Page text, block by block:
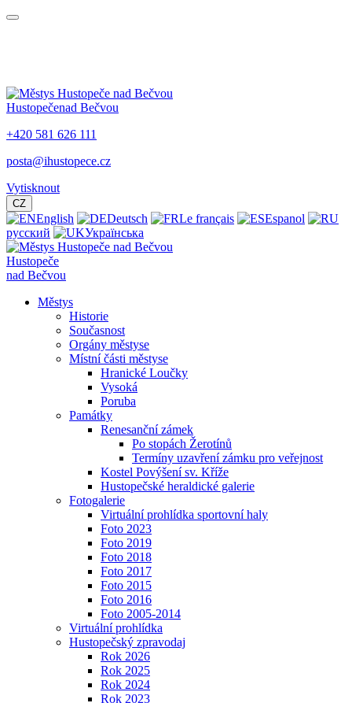
Hustopečenad Bečvou
+420 581 626 111
posta@ihustopece.cz
Vytisknout
CZ
English Deutsch Le français
Espanol
русский
Українська
Hustopeče
nad Bečvou
Městys
Historie
Současnost
Orgány městyse
Místní části městyse
Hranické Loučky
Vysoká
Poruba
Památky
Renesanční zámek
Po stopách Žerotínů
Termíny uzavření zámku pro veřejnost
Kostel Povýšení sv. Kříže
Hustopečské heraldické galerie
Fotogalerie
Virtuální prohlídka sportovní haly
Foto 2023
Foto 2019
Foto 2018
Foto 2017
Foto 2015
Foto 2016
Foto 2005-2014
Virtuální prohlídka
Hustopečský zpravodaj
Rok 2026
Rok 2025
Rok 2024
Rok 2023